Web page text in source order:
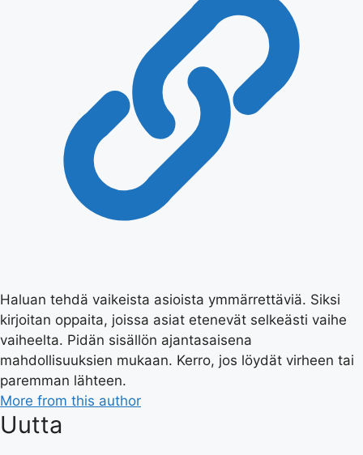
Haluan tehdä vaikeista asioista ymmärrettäviä. Siksi
kirjoitan oppaita, joissa asiat etenevät selkeästi vaihe
vaiheelta. Pidän sisällön ajantasaisena
mahdollisuuksien mukaan. Kerro, jos löydät virheen tai
paremman lähteen.
More from this author
Uutta